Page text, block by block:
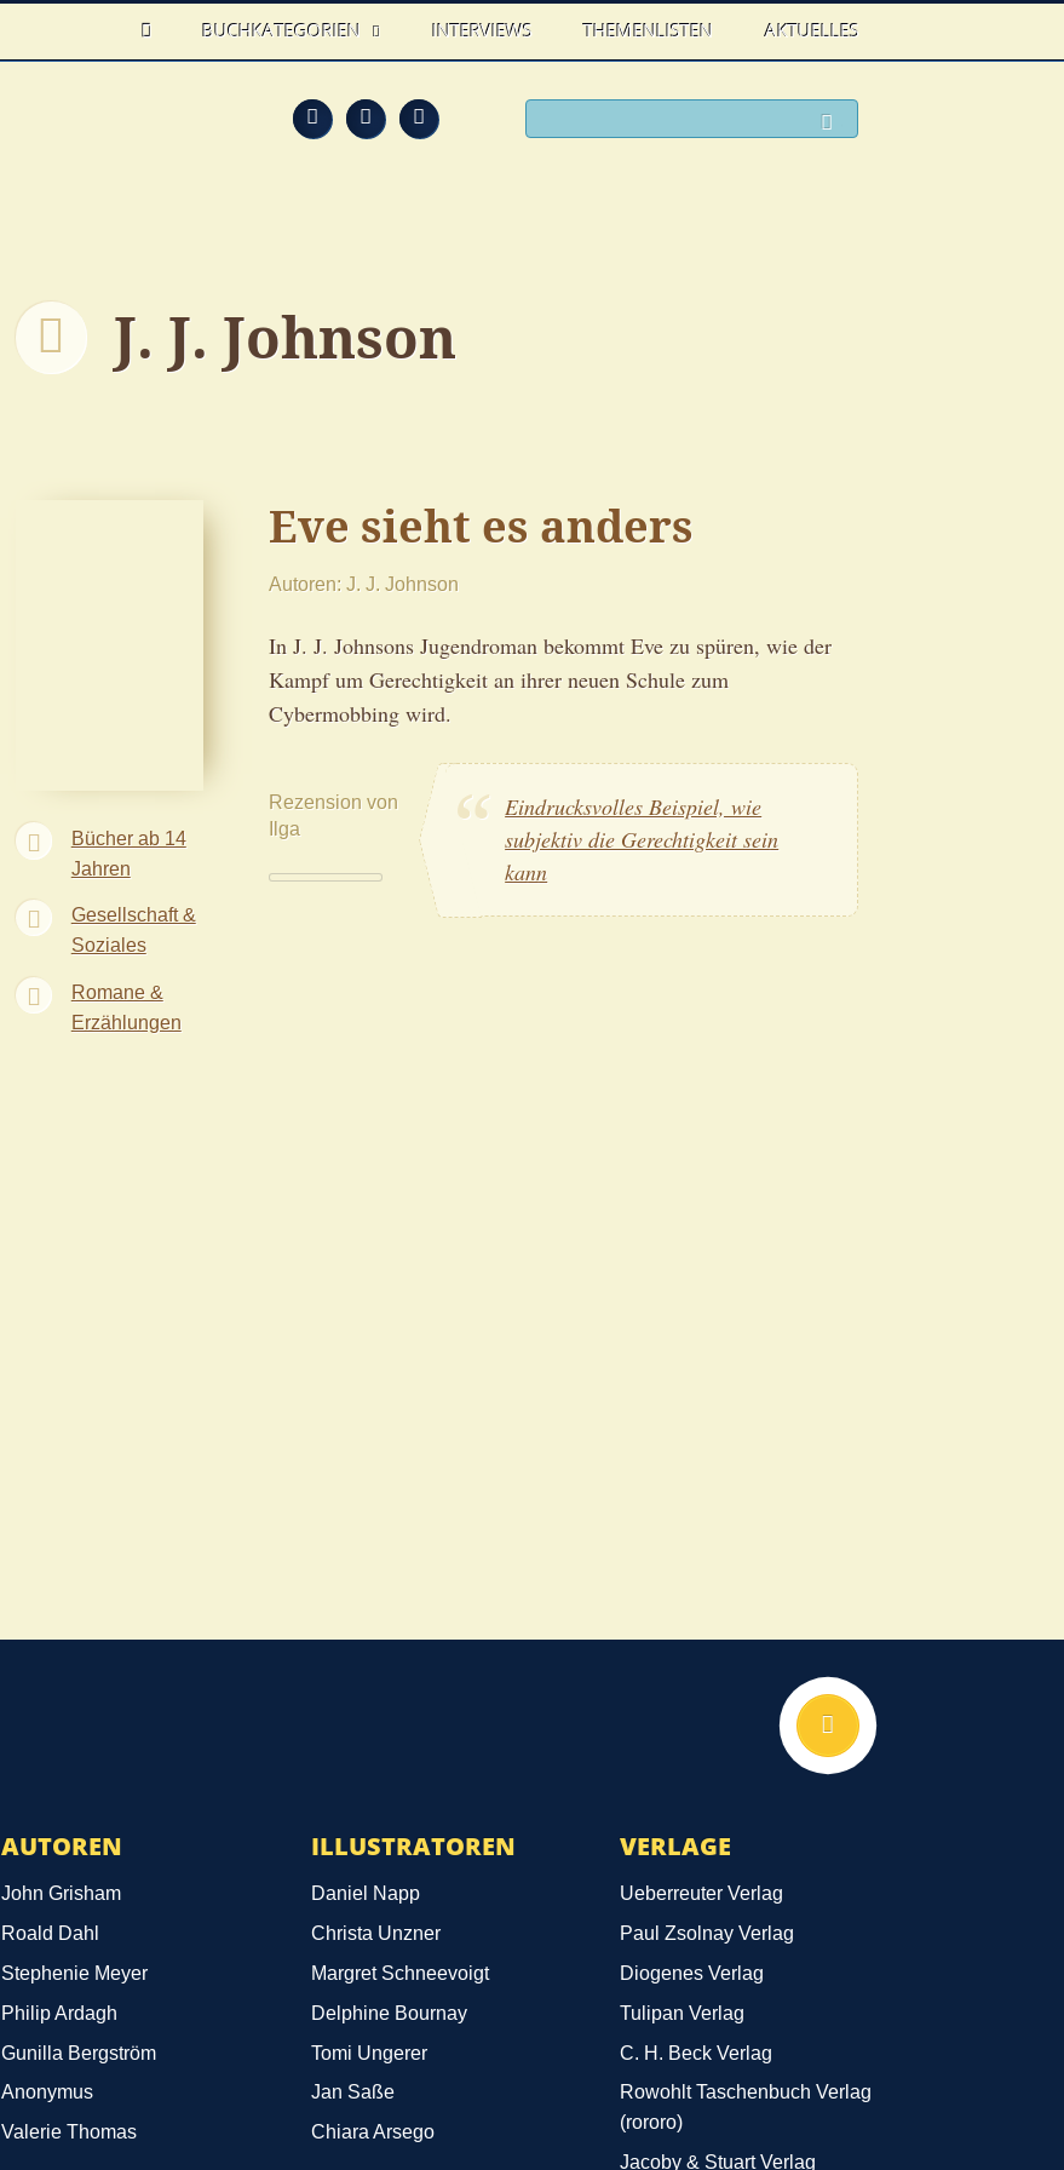
HOME
BUCHKATEGORIEN INTERVIEWS THEMENLISTEN AKTUELLES
Feed FacebookTwitter
J. J. Johnson
Eve sieht es anders
Autoren J. J. Johnson
In J. J. Johnsons Jugendroman bekommt Eve zu spüren, wie der
Kampf um Gerechtigkeit an ihrer neuen Schule zum
Cybermobbing wird.
Rezension von
Ilga
Eindrucksvolles Beispiel, wie
subjektiv die Gerechtigkeit sein
kann
Bücher ab 14
Jahren
Gesellschaft &
Soziales
Romane &
Erzählungen
AUTOREN
John Grisham
Roald Dahl
Stephenie Meyer
Philip Ardagh
Gunilla Bergström
Anonymus
Valerie Thomas
ILLUSTRATOREN
Daniel Napp
Christa Unzner
Margret Schneevoigt
Delphine Bournay
Tomi Ungerer
Jan Saße
Chiara Arsego
VERLAGE
Ueberreuter Verlag
Paul Zsolnay Verlag
Diogenes Verlag
Tulipan Verlag
C. H. Beck Verlag
Rowohlt Taschenbuch Verlag
(rororo)
Jacoby & Stuart Verlag